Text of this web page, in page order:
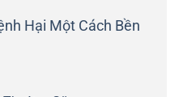
Hại Một Cách Bền